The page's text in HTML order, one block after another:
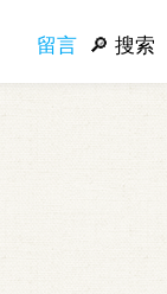
留言 搜索